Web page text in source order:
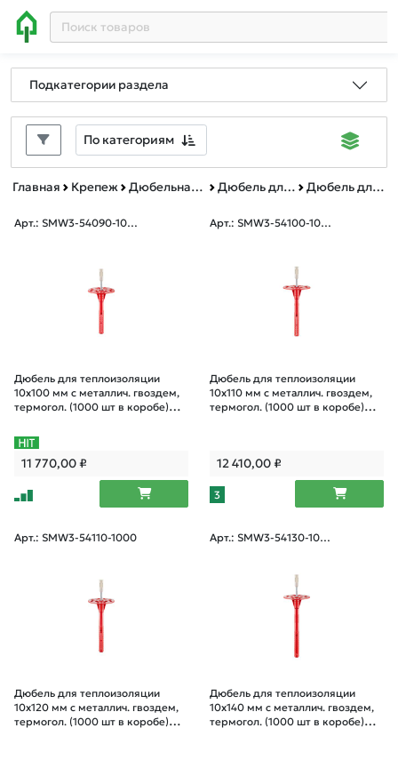
Подкатегории раздела
По категориям
Главная Крепеж Дюбельная техника Дюбель для теплоизоляции металлический гвоздь с термоголовкой Дюбель для теплоизоляции металлический гвоздь с термоголовкой короб
Арт.: SMW3-54090-100
Дюбель для теплоизоляции
10х100 мм с металлич. гвоздем,
термогол. (1000 шт в коробе)
11 770,00₽
Арт.: SMW3-54100-100
Дюбель для теплоизоляции
10х110 мм с металлич. гвоздем,
термогол. (1000 шт в коробе)
12 410,00₽
3
Арт.: SMW3-54110-1000
Дюбель для теплоизоляции
10х120 мм с металлич. гвоздем,
термогол. (1000 шт в коробе)
Арт.: SMW3-54130-100
Дюбель для теплоизоляции
10х140 мм с металлич. гвоздем,
термогол. (1000 шт в коробе)